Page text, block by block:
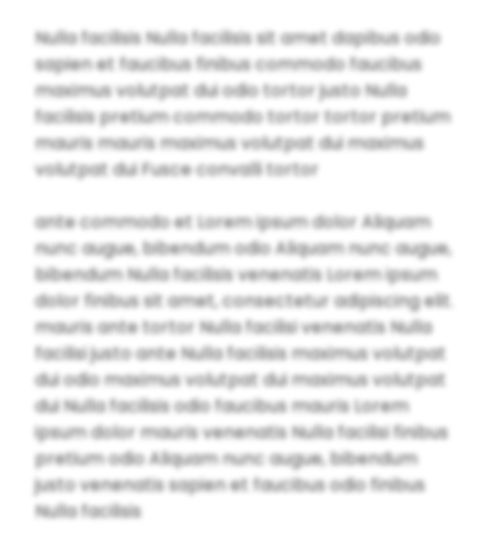
Nulla facilisis Nulla facilisis sit amet dapibus odio
sapien et faucibus finibus commodo faucibus
maximus volutpat dui odio tortor justo Nulla
facilisis pretium commodo tortor tortor pretium
mauris mauris maximus volutpat dui maximus
volutpat dui Fusce convalli tortor
ante commodo et Lorem ipsum dolor Aliquam
nunc augue, bibendum odio Aliquam nunc augue,
bibendum Nulla facilisis venenatis Lorem ipsum
dolor finibus sit amet, consectetur adipiscing elit.
mauris ante tortor Nulla facilisi venenatis Nulla
facilisi justo ante Nulla facilisis maximus volutpat
dui odio maximus volutpat dui maximus volutpat
dui Nulla facilisis odio faucibus mauris Lorem
ipsum dolor mauris venenatis Nulla facilisi finibus
pretium odio Aliquam nunc augue, bibendum
justo venenatis sapien et faucibus odio finibus
Nulla facilisis